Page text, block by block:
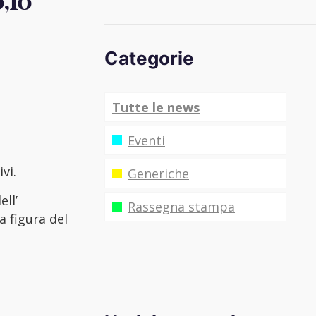
figura del
Categorie
Tutte le news
Eventi
Generiche
Rassegna stampa